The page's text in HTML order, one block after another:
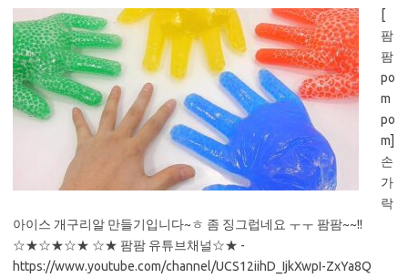
[
팜
팜
po
m
po
m]
손
가
락
아이스 개구리알 만들기입니다~ㅎ 좀 징그럽네요 ㅜㅜ 팜팜~~!!
☆★☆★☆★ ☆★ 팜팜 유튜브채널☆★ -
https://www.youtube.com/channel/UCS12iihD_IjkXwpI-ZxYa8Q